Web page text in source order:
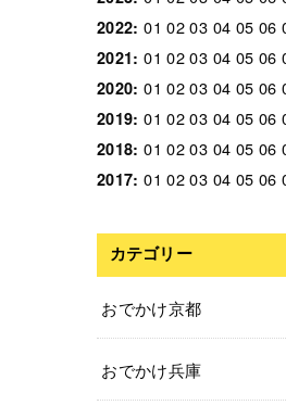
2022:01 02 03 04 05 06
2021:01 02 03 04 05 06
2020:01 02 03 04 05 06
2019:01 02 03 04 05 06
2018:01 02 03 04 05 06
2017:01 02 03 04 05 06
カテゴリー
おでかけ京都
おでかけ兵庫